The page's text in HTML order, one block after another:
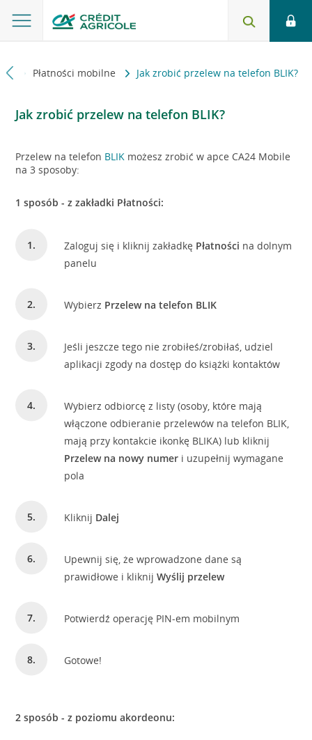
Płatności mobilne Jak zrobić przelew na telefon BLIK?
Jak zrobić przelew na telefon BLIK?
Przelew na telefon BLIK możesz zrobić w apce CA24 Mobile
na 3 sposoby:
1 sposób - z zakładki Płatności:
Zaloguj się i kliknij zakładkę Płatności na dolnym
panelu
Wybierz Przelew na telefon BLIK
Jeśli jeszcze tego nie zrobiłeś/zrobiłaś, udziel
aplikacji zgody na dostęp do książki kontaktów
Wybierz odbiorcę z listy (osoby, które mają
włączone odbieranie przelewów na telefon BLIK,
mają przy kontakcie ikonkę BLIKA) lub kliknij
Przelew na nowy numer i uzupełnij wymagane
pola
Kliknij Dalej
Upewnij się, że wprowadzone dane są
prawidłowe i kliknijWyślij przelew
Potwierdź operację PIN-em mobilnym
Gotowe!
2 sposób - z poziomu akordeonu: